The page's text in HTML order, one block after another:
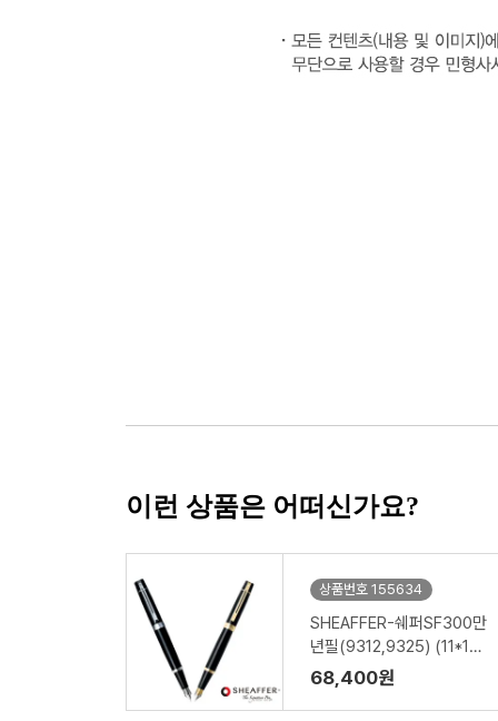
이런 상품은 어떠신가요?
상품번호 155634
SHEAFFER-쉐퍼SF300만
년필(9312,9325) (11*15
5mm)
68,400원